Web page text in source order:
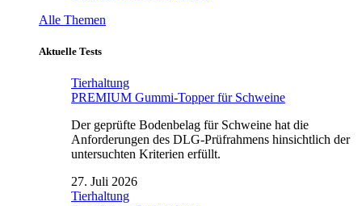
Alle Themen
Aktuelle Tests
Tierhaltung
PREMIUM Gummi-Topper für Schweine
Der geprüfte Bodenbelag für Schweine hat die
Anforderungen des DLG-Prüfrahmens hinsichtlich der
untersuchten Kriterien erfüllt.
27. Juli 2026
Tierhaltung